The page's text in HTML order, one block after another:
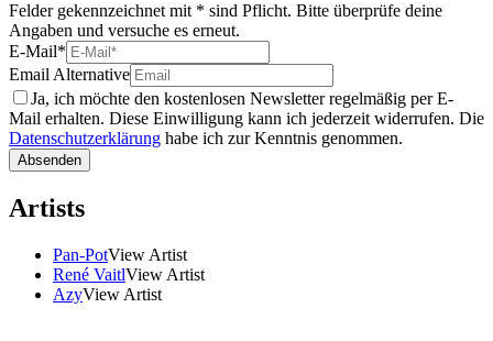
Felder gekennzeichnet mit * sind Pflicht. Bitte überprüfe deine
Angaben und versuche es erneut.
E-Mail*
Email Alternative
Ja, ich möchte den kostenlosen Newsletter regelmäßig per E-
Mail erhalten. Diese Einwilligung kann ich jederzeit widerrufen. Die
Datenschutzerklärung habe ich zur Kenntnis genommen.
Absenden
Artists
Pan-PotView Artist
René VaitlView Artist
AzyView Artist